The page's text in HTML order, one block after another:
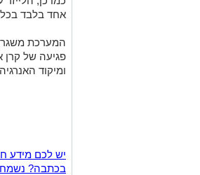
אחד בלבד
המערכת
פגיעה של קרן
ומיקוד
יש לכם מידע
בכתבה? נשמח